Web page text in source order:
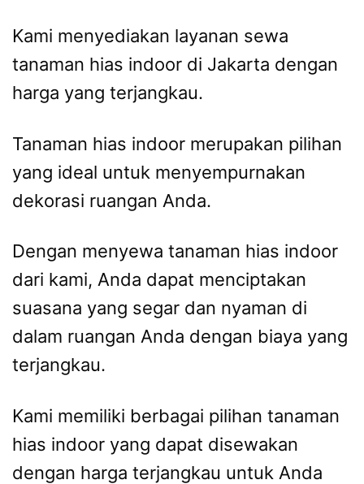
Kami menyediakan layanan sewa
tanaman hias indoor di Jakarta dengan
harga yang terjangkau.
Tanaman hias indoor merupakan pilihan
yang ideal untuk menyempurnakan
dekorasi ruangan Anda.
Dengan menyewa tanaman hias indoor
dari kami, Anda dapat menciptakan
suasana yang segar dan nyaman di
dalam ruangan Anda dengan biaya yang
terjangkau.
Kami memiliki berbagai pilihan tanaman
hias indoor yang dapat disewakan
dengan harga terjangkau untuk Anda